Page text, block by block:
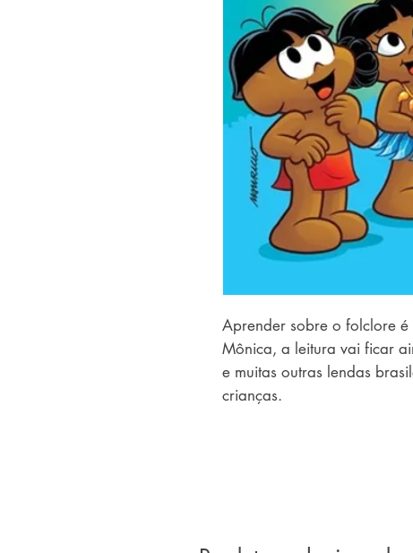
Aprender sobre o folclore é
Mônica, a leitura vai ficar
e muitas outras lendas
crianças.